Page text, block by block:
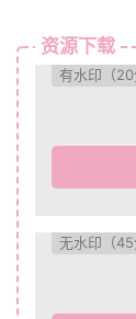
资源下载
有水印（20
无水印（45